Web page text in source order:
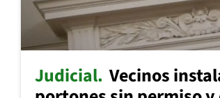
Judicial Vecinos